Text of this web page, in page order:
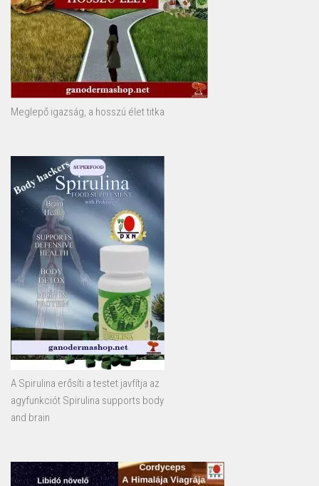
Meglepő igazság, a hosszú élet titka
A Spirulina erősíti a testet javfítja az
agyfunkciót Spirulina supports body
and brain